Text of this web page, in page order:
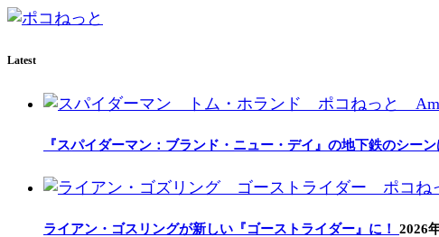
Latest
『スパイダーマン：ブランド・ニュー・デイ』の地下鉄のシー
ライアン・ゴスリングが新しい『ゴーストライダー』に！ 2026